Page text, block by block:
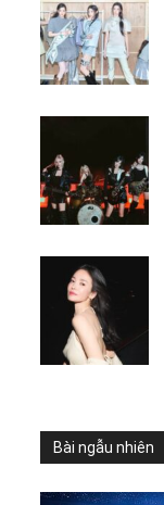
Bài ngẫu nhiên